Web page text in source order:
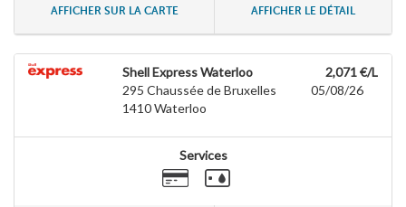
AFFICHER SUR LA CARTE AFFICHER LE DÉTAIL
Shell Express Waterloo
295 Chaussée de Bruxelles
1410Waterloo
2,071 €/L
05/08/26
Services